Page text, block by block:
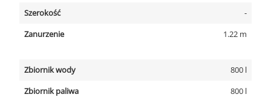
Szerokość
-
Zanurzenie
1.22 m
Zbiornik wody
800 l
Zbiornik paliwa
800 l